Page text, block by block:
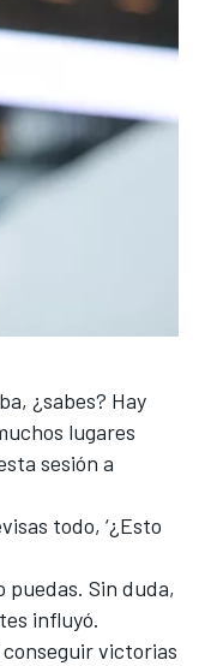
¿sabes? Hay
lugares
sesión a
todo, ‘¿Esto
puedas. Sin duda,
influyó.
victorias